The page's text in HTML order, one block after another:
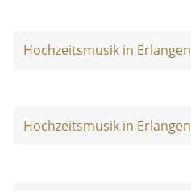
Hochzeitsmusik in Erlangen
Hochzeitsmusik in Erlangen